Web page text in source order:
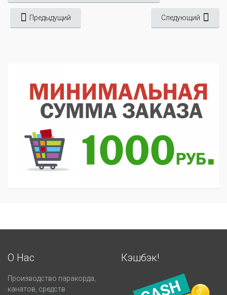
Предыдущий Следующий
О Нас
Производство паракорда,
канатов, средств
Кэшбэк!